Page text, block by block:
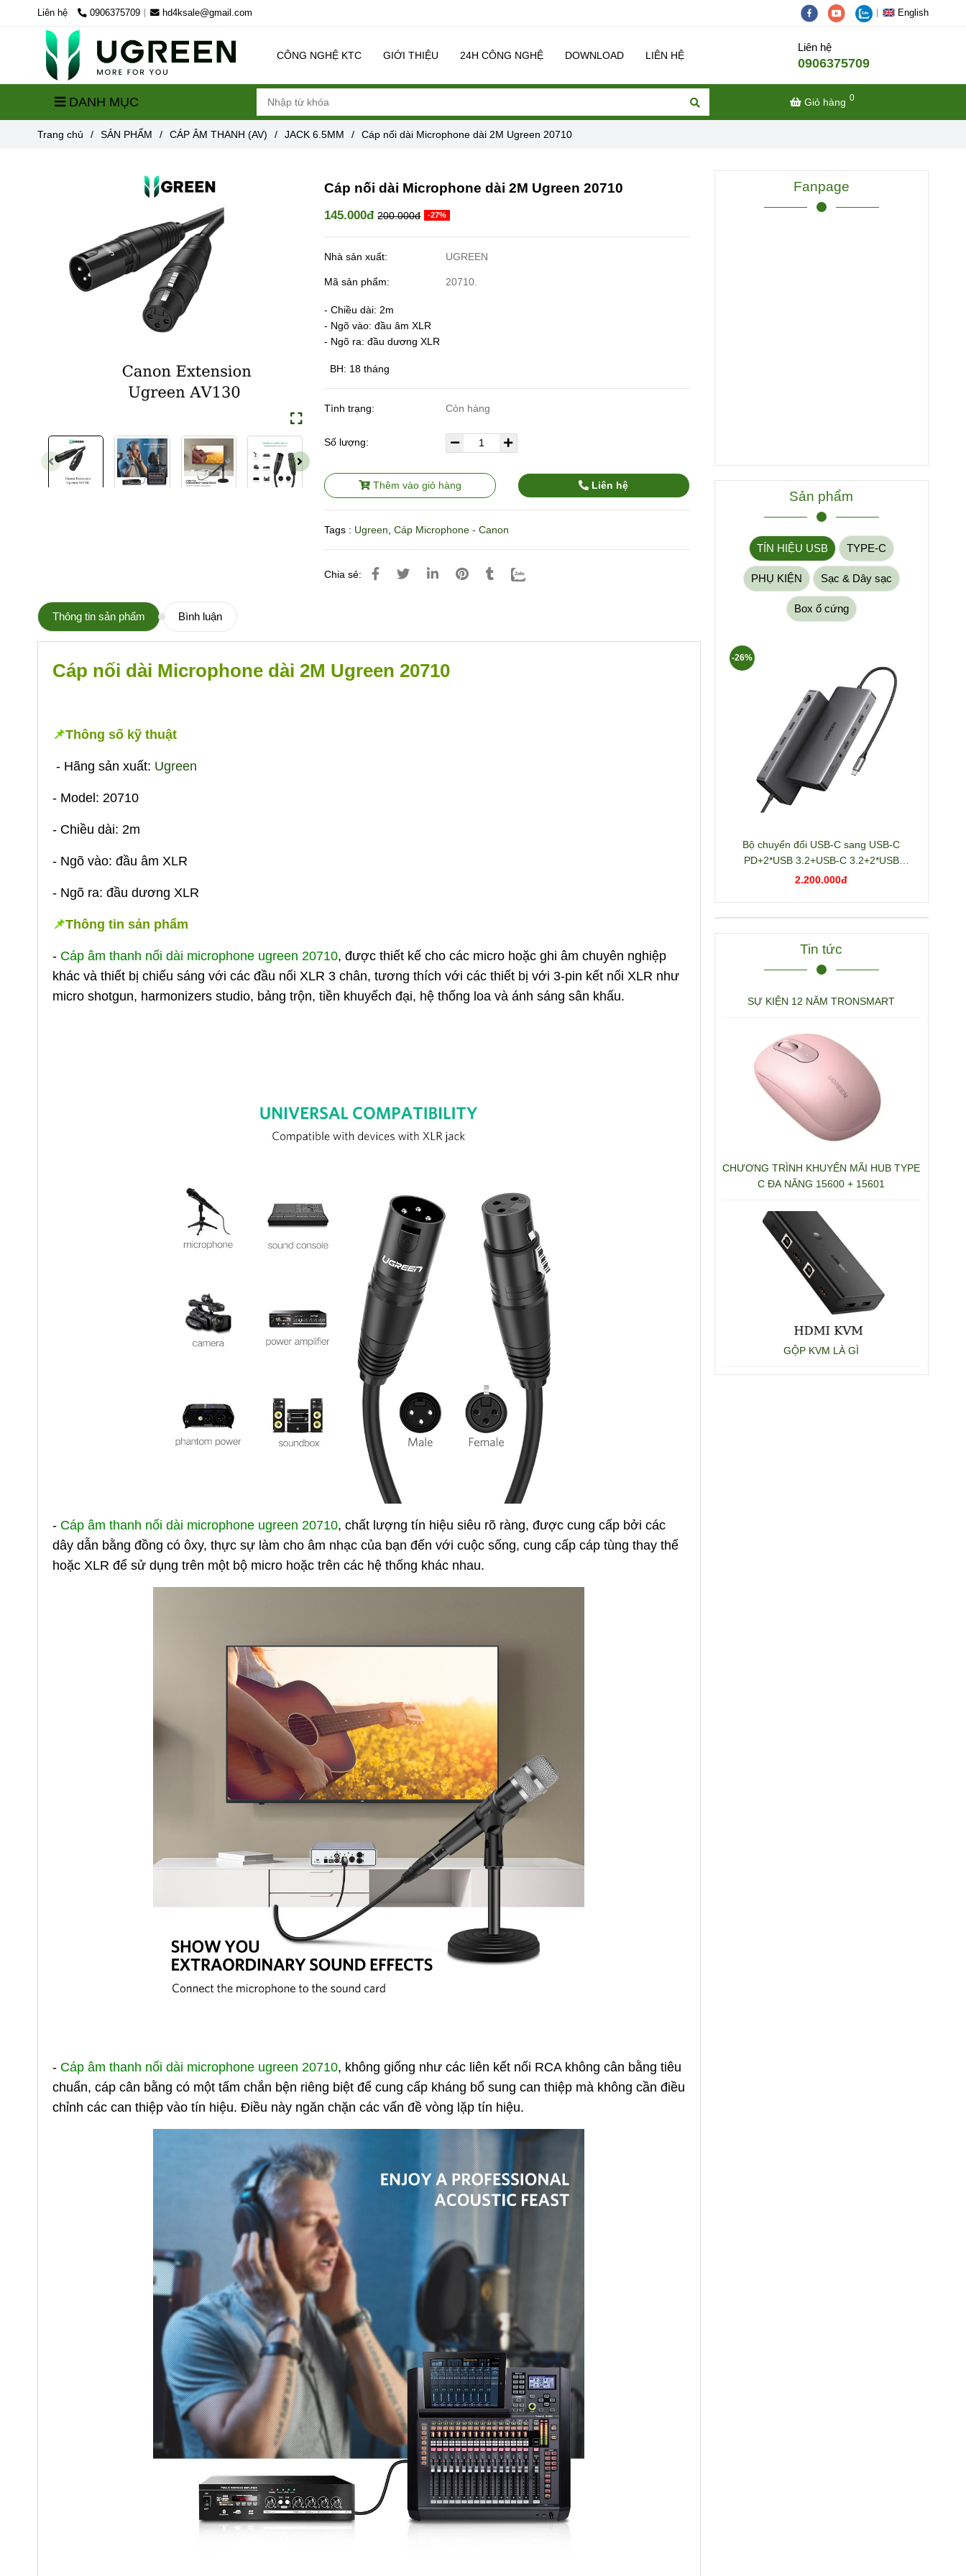
Liên hệ 0906375709 hd4ksale@gmail.com English
CÔNG NGHỆ KTC GIỚI THIỆU 24H CÔNG NGHỆ DOWNLOAD LIÊN HỆ
Liên hệ
0906375709
DANH MỤC Giỏ hàng 0
Trang chủ / SẢN PHẨM / CÁP ÂM THANH (AV) / JACK 6.5MM / Cáp nối dài Microphone dài 2M Ugreen 20710
Cáp nối dài Microphone dài 2M Ugreen 20710
145.000đ 200.000đ -27%
Nhà sản xuất: UGREEN
Mã sản phẩm: 20710.
- Chiều dài: 2m
- Ngõ vào: đầu âm XLR
- Ngõ ra: đầu dương XLR
BH: 18 tháng
Tình trạng: Còn hàng
Số lượng:
Thêm vào giỏ hàng Liên hệ
Tags : Ugreen ,Cáp Microphone - Canon
Chia sẻ:
Thông tin sản phẩm Bình luận
Cáp nối dài Microphone dài 2M Ugreen 20710
📌Thông số kỹ thuật
- Hãng sản xuất: Ugreen
- Model: 20710
- Chiều dài: 2m
- Ngõ vào: đầu âm XLR
- Ngõ ra: đầu dương XLR
📌Thông tin sản phẩm
- Cáp âm thanh nối dài microphone ugreen 20710, được thiết kế cho các micro hoặc ghi âm chuyên nghiệp
khác và thiết bị chiếu sáng với các đầu nối XLR 3 chân, tương thích với các thiết bị với 3-pin kết nối XLR như
micro shotgun, harmonizers studio, bảng trộn, tiền khuyếch đại, hệ thống loa và ánh sáng sân khấu.
- Cáp âm thanh nối dài microphone ugreen 20710, chất lượng tín hiệu siêu rõ ràng, được cung cấp bởi các
dây dẫn bằng đồng có ôxy, thực sự làm cho âm nhạc của bạn đến với cuộc sống, cung cấp cáp tùng thay thế
hoặc XLR để sử dụng trên một bộ micro hoặc trên các hệ thống khác nhau.
- Cáp âm thanh nối dài microphone ugreen 20710, không giống như các liên kết nối RCA không cân bằng tiêu
chuẩn, cáp cân bằng có một tấm chắn bện riêng biệt để cung cấp kháng bổ sung can thiệp mà không cần điều
chỉnh các can thiệp vào tín hiệu. Điều này ngăn chặn các vấn đề vòng lặp tín hiệu.
Fanpage
Sản phẩm
TÍN HIỆU USB TYPE-C
PHỤ KIỆN Sạc & Dây sạc
Box ổ cứng
Bộ chuyển đổi USB-C sang USB-C
PD+2*USB 3.2+USB-C 3.2+2*USB
3.0+RJ45+2*HDMI+DP+SD/TF+3.5mm
2.200.000đ
-26%
Tin tức
SỰ KIỆN 12 NĂM TRONSMART
CHƯƠNG TRÌNH KHUYẾN MÃI HUB TYPE
C ĐA NĂNG 15600 + 15601
GỘP KVM LÀ GÌ